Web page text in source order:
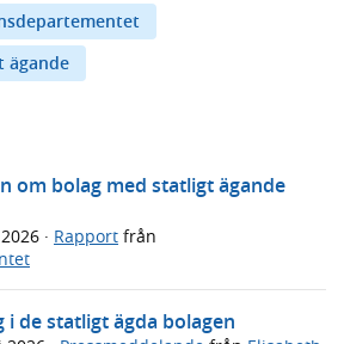
ägande
om bolag med statligt ägande
· Rapport från
i de statligt ägda bolagen